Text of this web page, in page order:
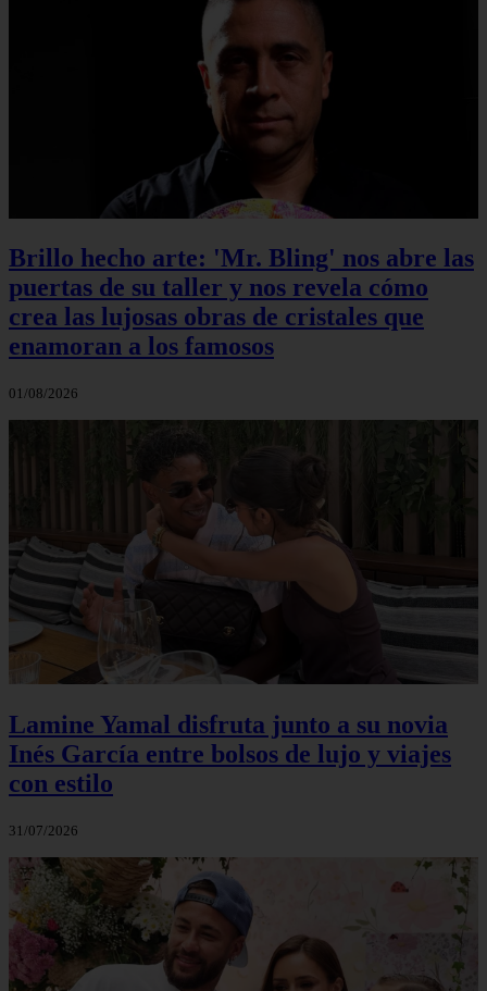
Brillo hecho arte: 'Mr. Bling' nos abre las
puertas de su taller y nos revela cómo
crea las lujosas obras de cristales que
enamoran a los famosos
01/08/2026
Lamine Yamal disfruta junto a su novia
Inés García entre bolsos de lujo y viajes
con estilo
31/07/2026